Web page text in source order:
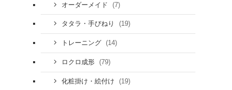
オーダーメイド (7)
タタラ・手びねり (19)
トレーニング (14)
ロクロ成形 (79)
化粧掛け・絵付け (19)